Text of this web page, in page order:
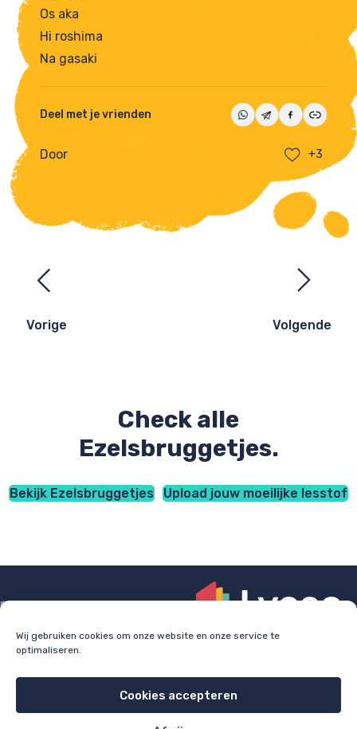
Wij gebruiken cookies om onze website en onze service te
optimaliseren.
Cookies accepteren
Os aka
Hi roshima
Na gasaki
Deel met je vrienden
Door +3
Ezelsbruggetjes
navigatie
Vorige Volgende
Check alle
Ezelsbruggetjes.
Bekijk Ezelsbruggetjes Upload jouw moeilijke lesstof
examentraining.